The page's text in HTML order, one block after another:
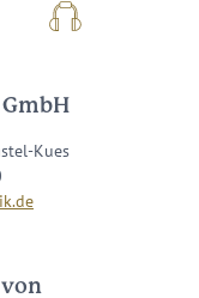
Podcast
Kues